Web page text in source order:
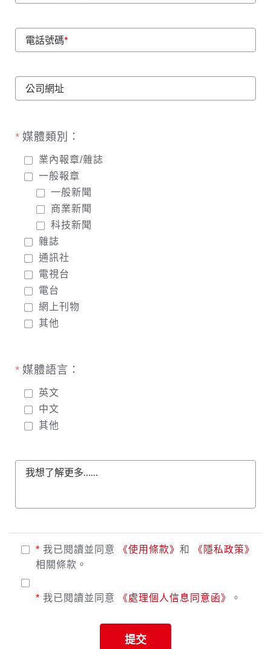
電話號碼*
公司網址
媒體類別：
業內報章/雜誌
一般報章
一般新聞
商業新聞
科技新聞
雜誌
通訊社
電視台
電台
網上刊物
其他
媒體語言：
英文
中文
其他
我想了解更多……
* 我已閱讀並同意 《使用條款》 和
《隱私政策》
相關條款。
* 我已閱讀並同意 《處理個人信息同意函》 。
提交